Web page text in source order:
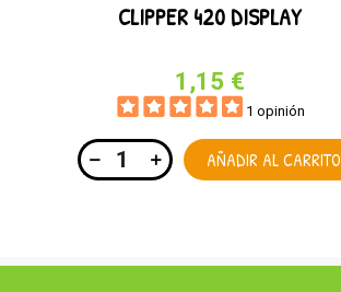
CLIPPER 420 DISPLAY
1,15 €
1 opinión
AÑADIR AL CARRITO